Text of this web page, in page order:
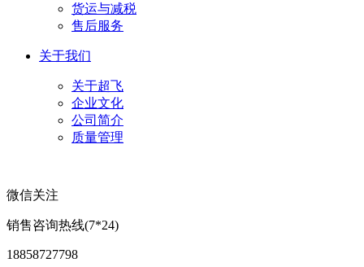
货运与减税
售后服务
关于我们
关于超飞
企业文化
公司简介
质量管理
微信关注
销售咨询热线(7*24)
18858727798